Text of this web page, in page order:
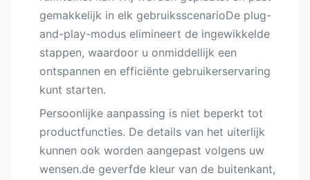
gemakkelijk in elk gebruiksscenarioDe plug-
and-play-modus elimineert de ingewikkelde
stappen, waardoor u onmiddellijk een
ontspannen en efficiënte gebruikerservaring
kunt starten.
Persoonlijke aanpassing is niet beperkt tot
productfuncties. De details van het uiterlijk
kunnen ook worden aangepast volgens uw
wensen.de geverfde kleur van de buitenkant,